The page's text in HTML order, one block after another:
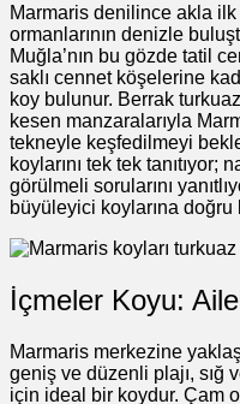
Marmaris denilince akla
ormanlarının denizle
Muğla’nın bu gözde tatil
saklı cennet köşelerine
koy bulunur. Berrak
kesen manzaralarıyla
tekneyle keşfedilmeyi
koylarını tek tek tanıtıyor;
görülmeli sorularını
büyüleyici koylarına doğru
İçmeler Koyu:
Marmaris merkezine
geniş ve düzenli plajı,
için ideal bir koydur. Çam